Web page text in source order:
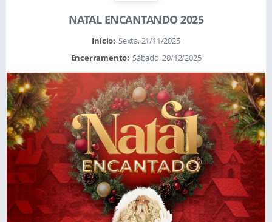
NATAL ENCANTANDO 2025
Início: Sexta, 21/11/2025
Encerramento: Sábado, 20/12/2025